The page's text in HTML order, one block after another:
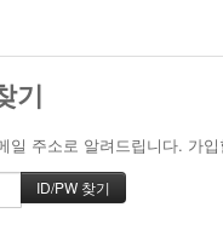
기
일 주소로 알려드립니다. 가